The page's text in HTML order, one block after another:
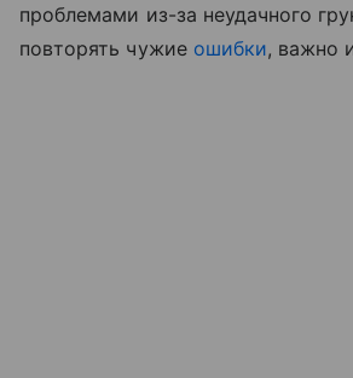
проблемами из-за неудачного
повторять чужие ошибки, важно